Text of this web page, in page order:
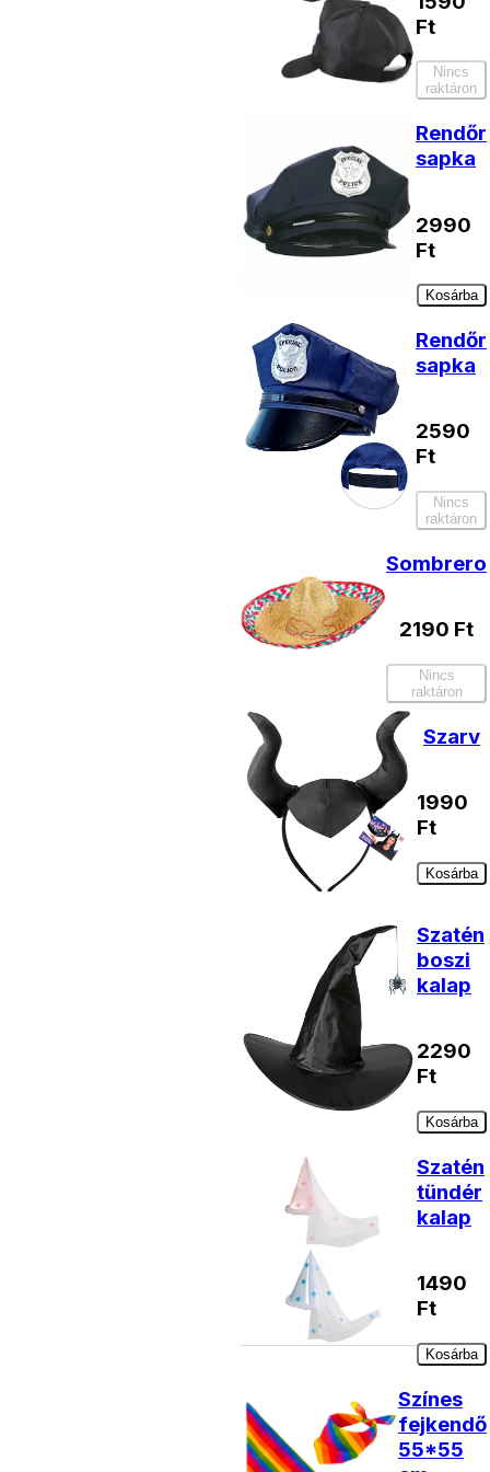
Ft
Nincs
raktáron
Rendőr
sapka
2990
Ft
Kosárba
Rendőr
sapka
2590
Ft
Nincs
raktáron
Sombrero
2190 Ft
Nincs
raktáron
Szarv
1990
Ft
Kosárba
Szatén
boszi
kalap
2290
Ft
Kosárba
Szatén
tündér
kalap
1490
Ft
Kosárba
Színes
fejkendő
55*55